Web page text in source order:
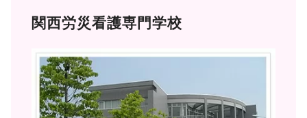
関西労災看護専門学校